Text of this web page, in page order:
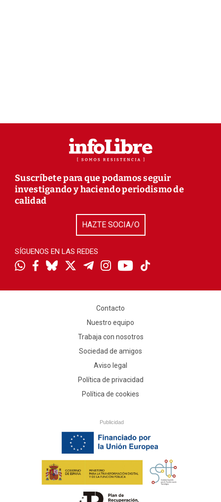
Suscríbete para que podamos seguir
investigando y haciendo periodismo de
calidad
HAZTE SOCIA/O
SÍGUENOS EN LAS REDES
Contacto
Nuestro equipo
Trabaja con nosotros
Sociedad de amigos
Aviso legal
Política de privacidad
Política de cookies
Publicidad